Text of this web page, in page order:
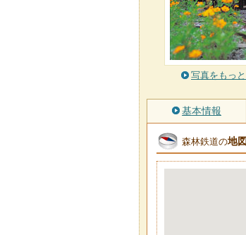
写真をもっ
基本情報
森林鉄道の地図